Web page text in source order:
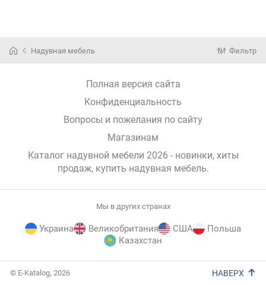
Надувная мебель Фильтр
Полная версия сайта
Конфиденциальность
Вопросы и пожелания по сайту
Магазинам
Каталог надувной мебели 2026 - новинки, хиты
продаж, купить надувная мебель.
Мы в других странах
Украина Великобритания США
Польша
Казахстан
© E-Katalog, 2026 НАВЕРХ